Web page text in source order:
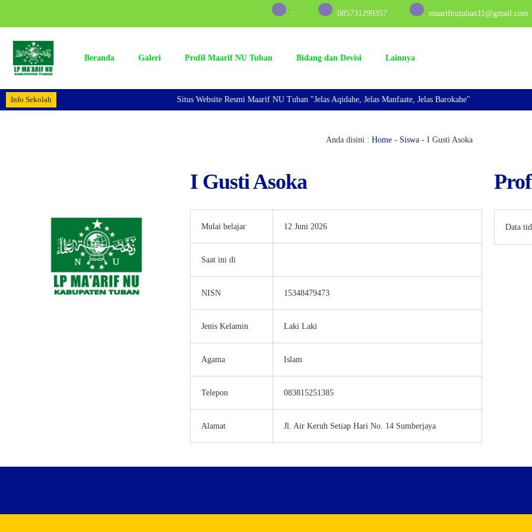
:: 085731299357 maarifnutuban11@gmail.com
Beranda Galeri Profil Maarif NU Tuban Bidang dan Devisi Lainnya
Info Sekolah Situs Website Resmi Maarif NU Tuban "Jelas Aqidahe, Jelas Manfaate, Jelas Barokahe"
Anda disini : Home- Siswa- I Gusti Asoka
I Gusti Asoka
Mulai belajar 12 Juni 2026
Saat ini di
NISN 15348479473
Jenis Kelamin Laki Laki
Agama Islam
Telepon 083815251385
Alamat Jl. Air Keruh Setiap Hari No. 14 Sumberjaya
Data